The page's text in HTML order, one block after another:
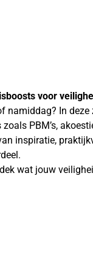
voor
namiddag? In
PBM’s,
inspiratie,
wat jouw